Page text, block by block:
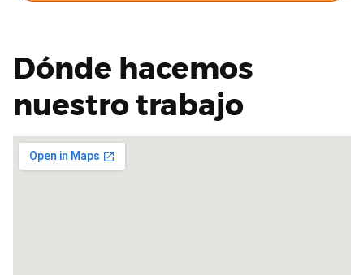
Dónde hacemos
nuestro trabajo